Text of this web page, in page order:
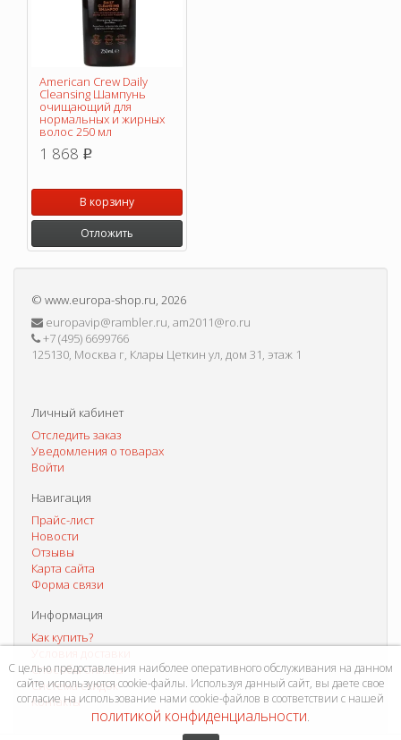
American Crew Daily
Cleansing Шампунь
очищающий для
нормальных и жирных
волос 250 мл
1 868 p
В корзину
Отложить
© www.europa-shop.ru, 2026
europavip@rambler.ru, am2011@ro.ru
+7 (495) 6699766
125130, Москва г, Клары Цеткин ул, дом 31, этаж 1
Личный кабинет
Отследить заказ
Уведомления о товарах
Войти
Навигация
Прайс-лист
Новости
Отзывы
Карта сайта
Форма связи
Информация
Как купить?
Способы оплаты
Система скидок
Контакты
С целью предоставления наиболее оперативного обслуживания на данном
сайте используются cookie-файлы. Используя данный сайт, вы даете свое
согласие на использование нами cookie-файлов в соответствии с нашей
политикой конфиденциальности.